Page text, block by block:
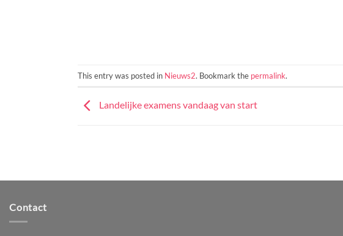
This entry was posted in Nieuws2. Bookmark the permalink.
Landelijke examens vandaag van start
Contact